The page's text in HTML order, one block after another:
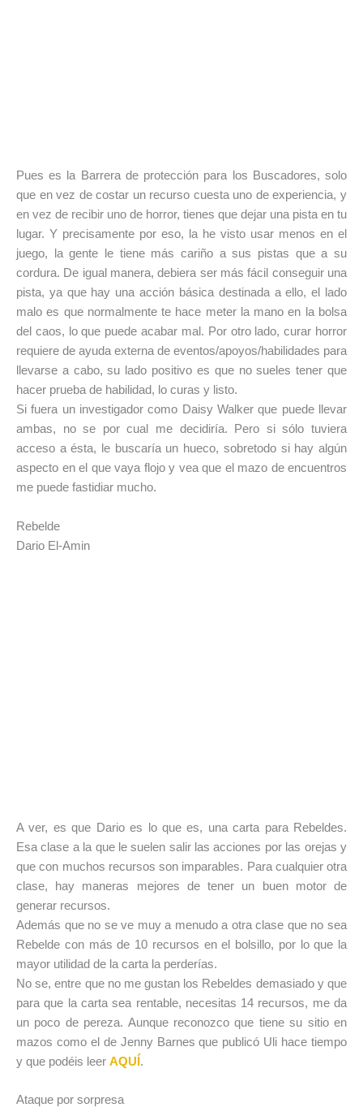
Pues es la Barrera de protección para los Buscadores, solo
que en vez de costar un recurso cuesta uno de experiencia, y
en vez de recibir uno de horror, tienes que dejar una pista en tu
lugar. Y precisamente por eso, la he visto usar menos en el
juego, la gente le tiene más cariño a sus pistas que a su
cordura. De igual manera, debiera ser más fácil conseguir una
pista, ya que hay una acción básica destinada a ello, el lado
malo es que normalmente te hace meter la mano en la bolsa
del caos, lo que puede acabar mal. Por otro lado, curar horror
requiere de ayuda externa de eventos/apoyos/habilidades para
llevarse a cabo, su lado positivo es que no sueles tener que
hacer prueba de habilidad, lo curas y listo.
Si fuera un investigador como Daisy Walker que puede llevar
ambas, no se por cual me decidiría. Pero si sólo tuviera
acceso a ésta, le buscaría un hueco, sobretodo si hay algún
aspecto en el que vaya flojo y vea que el mazo de encuentros
me puede fastidiar mucho.
Rebelde
Dario El-Amin
A ver, es que Dario es lo que es, una carta para Rebeldes.
Esa clase a la que le suelen salir las acciones por las orejas y
que con muchos recursos son imparables. Para cualquier otra
clase, hay maneras mejores de tener un buen motor de
generar recursos.
Además que no se ve muy a menudo a otra clase que no sea
Rebelde con más de 10 recursos en el bolsillo, por lo que la
mayor utilidad de la carta la perderías.
No se, entre que no me gustan los Rebeldes demasiado y que
para que la carta sea rentable, necesitas 14 recursos, me da
un poco de pereza. Aunque reconozco que tiene su sitio en
mazos como el de Jenny Barnes que publicó Uli hace tiempo
y que podéis leer AQUÍ .
Ataque por sorpresa